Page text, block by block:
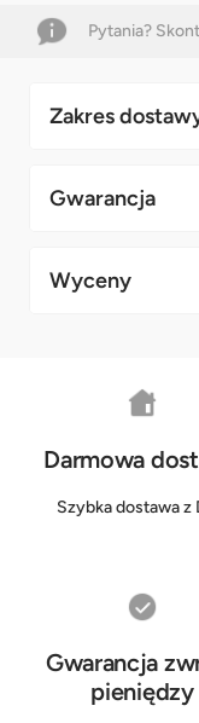
Pytania?
Zakres
Gwarancja
Wyceny
Darmowa
Szybka dostawa z
Gwarancja
pieniędzy